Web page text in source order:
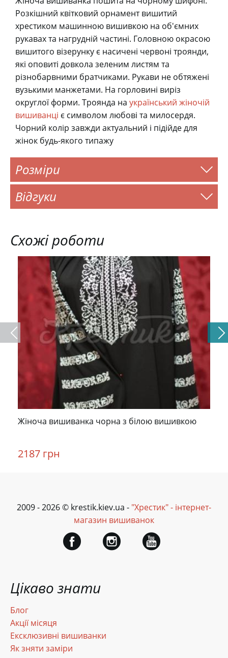
Розкішний квітковий орнамент вишитий
хрестиком машинною вишивкою на об'ємних
рукавах та нагрудній частині. Головною окрасою
вишитого візерунку є насичені червоні троянди,
які оповиті довкола зеленим листям та
різнобарвними братчиками. Рукави не обтяжені
вузькими манжетами. На горловині виріз
округлої форми. Троянда на український жіночій
вишиванці є символом любові та милосердя.
Чорний колір завжди актуальний і підійде для
жінок будь-якого типажу
Розміри
Відгуки
Схожі роботи
Жіноча вишиванка чорна з білою вишивкою
2187 грн
Цікаво знати
Блог
Акції місяця
Ексклюзивні вишиванки
Як зняти заміри
2009 - 2026 © krestik.kiev.ua - "Хрестик" - інтернет-
магазин вишиванок